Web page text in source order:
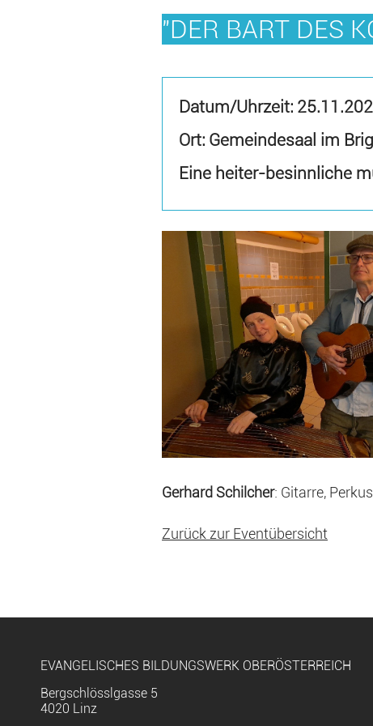
"DER BART DES
Datum/Uhrzeit:
Ort: Gemeindesaal im
Eine heiter-besinnliche
Gerhard Schilcher: Gitarre,
Zurück zur Eventübersicht
EVANGELISCHES BILDUNGSWERK OBERÖSTERREICH
Bergschlösslgasse 5
4020 Linz